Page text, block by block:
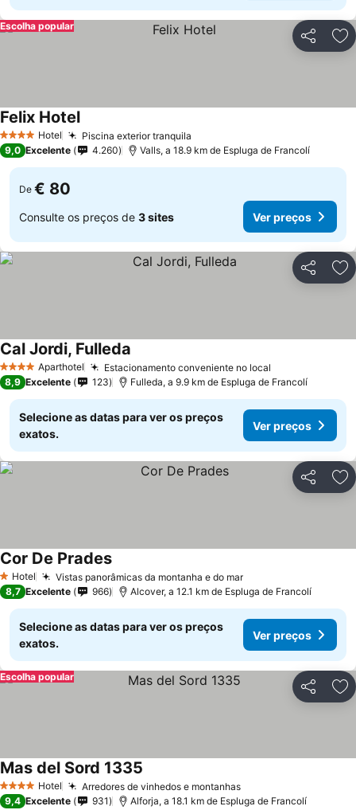
Partilhar
Escolha popular
4 EstrelasHotel Piscina exterior tranquila
Felix Hotel
9,0 Excelente 4.260 Valls, a 18.9 km de Espluga de Francolí
De € 80
Consulte os preços de 3 sites Ver preços
Partilhar
4 EstrelasAparthotel Estacionamento conveniente no local
Cal Jordi, Fulleda
8,9 Excelente 123 Fulleda, a 9.9 km de Espluga de Francolí
Selecione as datas para ver os preços
exatos.
Ver preços
Partilhar
1 Estrelas
Hotel Vistas panorâmicas da montanha e do mar
Cor De Prades
8,7 Excelente 966 Alcover, a 12.1 km de Espluga de Francolí
Selecione as datas para ver os preços
exatos.
Ver preços
Partilhar
Escolha popular
4 EstrelasHotel Arredores de vinhedos e montanhas
Mas del Sord 1335
9,4 Excelente 931 Alforja, a 18.1 km de Espluga de Francolí